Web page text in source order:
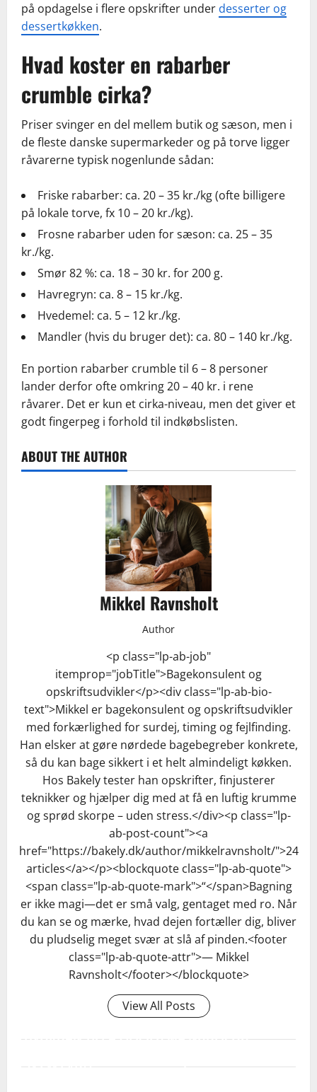
på opdagelse i flere opskrifter under desserter og
dessertkøkken.
Hvad koster en rabarber
crumble cirka?
Priser svinger en del mellem butik og sæson, men i
de fleste danske supermarkeder og på torve ligger
råvarerne typisk nogenlunde sådan:
Friske rabarber: ca. 20 – 35 kr./kg (ofte billigere
på lokale torve, fx 10 – 20 kr./kg).
Frosne rabarber uden for sæson: ca. 25 – 35
kr./kg.
Smør 82 %: ca. 18 – 30 kr. for 200 g.
Havregryn: ca. 8 – 15 kr./kg.
Hvedemel: ca. 5 – 12 kr./kg.
Mandler (hvis du bruger det): ca. 80 – 140 kr./kg.
En portion rabarber crumble til 6 – 8 personer
lander derfor ofte omkring 20 – 40 kr. i rene
råvarer. Det er kun et cirka-niveau, men det giver et
godt fingerpeg i forhold til indkøbslisten.
ABOUT THE AUTHOR
Mikkel Ravnsholt
Author
<p class="lp-ab-job"
itemprop="jobTitle">Bagekonsulent og
opskriftsudvikler</p><div class="lp-ab-bio-
text">Mikkel er bagekonsulent og opskriftsudvikler
med forkærlighed for surdej, timing og fejlfinding.
Han elsker at gøre nørdede bagebegreber konkrete,
så du kan bage sikkert i et helt almindeligt køkken.
Hos Bakely tester han opskrifter, finjusterer
teknikker og hjælper dig med at få en luftig krumme
og sprød skorpe – uden stress.</div><p class="lp-
ab-post-count"><a
href="https://bakely.dk/author/mikkelravnsholt/">24
articles</a></p><blockquote class="lp-ab-quote">
<span class="lp-ab-quote-mark">“</span>Bagning
er ikke magi—det er små valg, gentaget med ro. Når
du kan se og mærke, hvad dejen fortæller dig, bliver
du pludselig meget svær at slå af pinden.<footer
class="lp-ab-quote-attr">— Mikkel
Ravnsholt</footer></blockquote>
View All Posts
HVORDAN TILPASSER JEG MÆNGDER OG
24 CM FAD)?